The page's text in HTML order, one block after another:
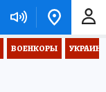
ВОЕНКОРЫ